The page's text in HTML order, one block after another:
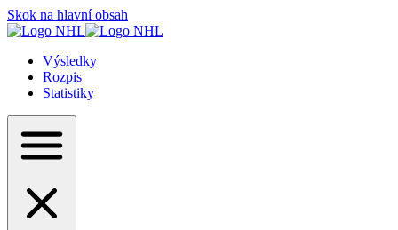
Skok na hlavní obsah
Výsledky
Rozpis
Statistiky